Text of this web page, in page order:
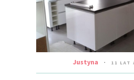
Justyna 11 LAT